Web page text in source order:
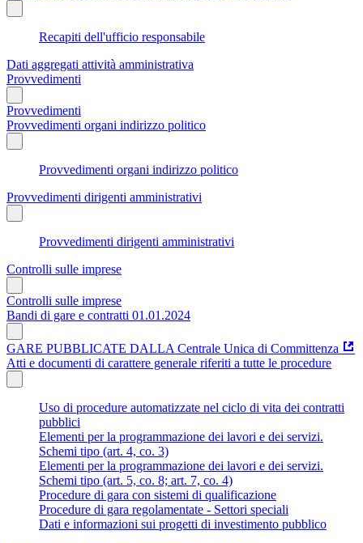
Recapiti dell'ufficio responsabile
Dati aggregati attività amministrativa
Provvedimenti
Provvedimenti
Provvedimenti organi indirizzo politico
Provvedimenti organi indirizzo politico
Provvedimenti dirigenti amministrativi
Provvedimenti dirigenti amministrativi
Controlli sulle imprese
Controlli sulle imprese
Bandi di gare e contratti 01.01.2024
GARE PUBBLICATE DALLA Centrale Unica di Committenza
Atti e documenti di carattere generale riferiti a tutte le procedure
Uso di procedure automatizzate nel ciclo di vita dei contratti
pubblici
Elementi per la programmazione dei lavori e dei servizi.
Schemi tipo (art. 4, co. 3)
Elementi per la programmazione dei lavori e dei servizi.
Schemi tipo (art. 5, co. 8; art. 7, co. 4)
Procedure di gara con sistemi di qualificazione
Procedure di gara regolamentate - Settori speciali
Dati e informazioni sui progetti di investimento pubblico